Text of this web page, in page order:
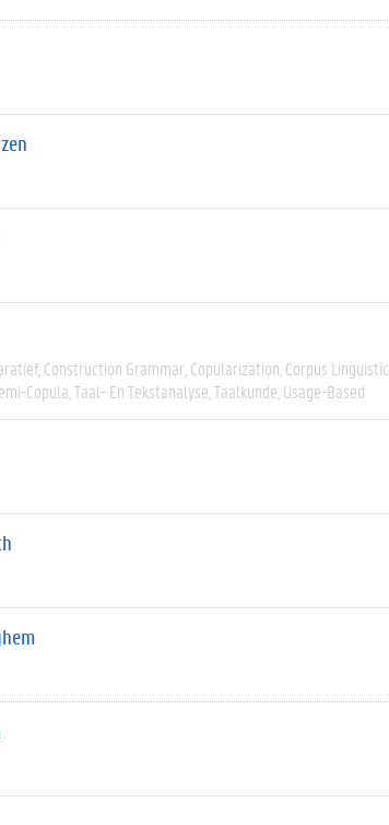
Construction Grammar Copularization Corpus
Copula Taal- En Tekstanalyse Taalkunde Usage-Based